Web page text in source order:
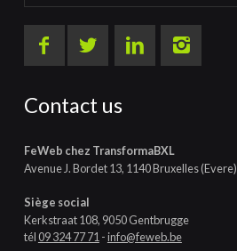
Contact us
FeWeb chez TransformaBXL
Avenue J. Bordet 13, 1140 Bruxelles (Evere)
Siège social
Kerkstraat 108, 9050 Gentbrugge
tél09 324 77 71 -info@feweb.be